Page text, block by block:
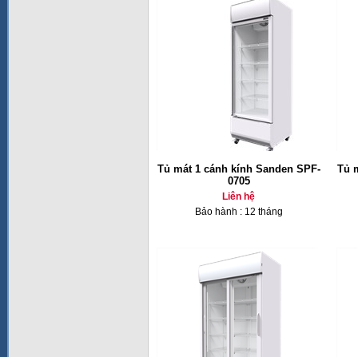
Tủ mát 1 cánh kính Sanden SPF-
0705
Liên hệ
Bảo hành : 12 tháng
Tủ